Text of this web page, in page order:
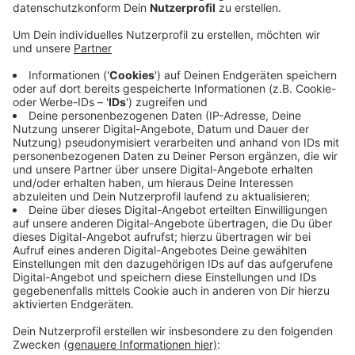
appelliert.
Veröffentlicht:Freitag, 26.02.2021 14:15
Anzeige
Er bitte, sich weiterhin an die vorgegebenen
Maßnahmen zur Eindämmung des Coronavirus zu
halten. Man sei auf dem richtigen Weg, aber die Zahlen
gingen vor allem wegen der Mutationen wieder hoch,
sagt Lukrafka. Was man bisher erreicht habe, dürfe
man nicht verspielen. Damit meint Lukrafka auch die
vielen Corona-Verstöße, die die Ordnungsämter in allen
Städten des Kreises festgestellt hatten. Wolle man
die Pandemie bekämpfen, gebe es aber zu den
bekannten Regeln keine Alternative, sagt Lukrafka.
Anzeige